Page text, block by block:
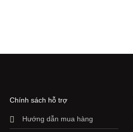
Chính sách hỗ trợ
Hướng dẫn mua hàng